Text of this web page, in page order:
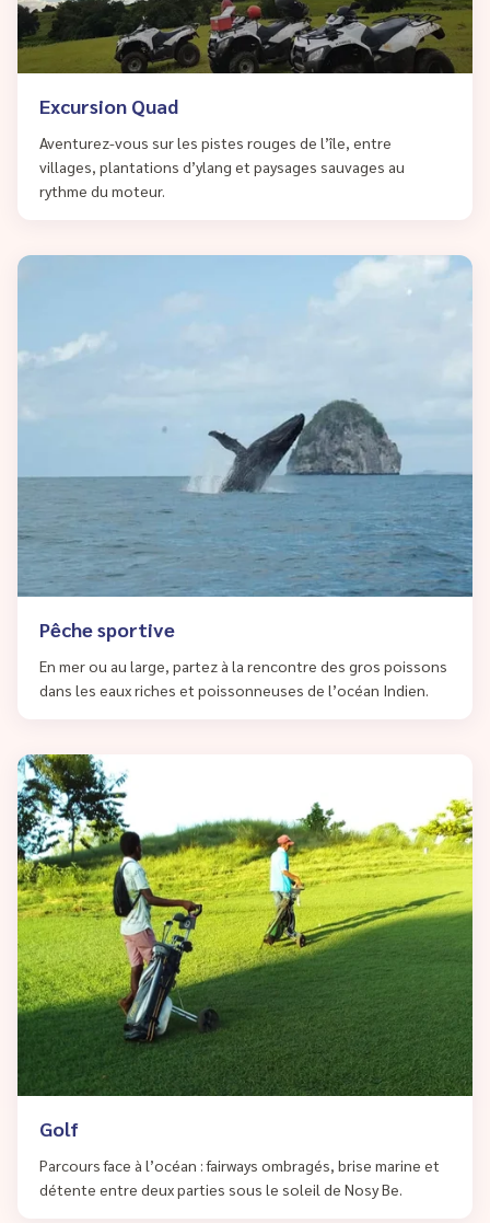
Excursion Quad
Aventurez-vous sur les pistes rouges de l’île, entre
villages, plantations d’ylang et paysages sauvages au
rythme du moteur.
Pêche sportive
En mer ou au large, partez à la rencontre des gros poissons
dans les eaux riches et poissonneuses de l’océan Indien.
Golf
Parcours face à l’océan : fairways ombragés, brise marine et
détente entre deux parties sous le soleil de Nosy Be.